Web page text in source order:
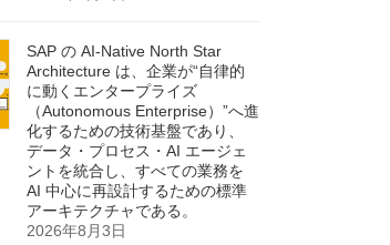
SAP の AI‑Native North Star
Architecture は、企業が“自律的
に動くエンタープライズ
（Autonomous Enterprise）”へ進
化するための技術基盤であり、
データ・プロセス・AI エージェ
ントを統合し、すべての業務を
AI 中心に再設計するための標準
アーキテクチャである。
2026年8月3日